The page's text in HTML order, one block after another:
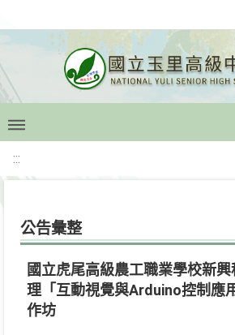
:::
公告彙整
國立虎尾高級農工職業學校新
理「互動視覺與Arduino控制應
作坊